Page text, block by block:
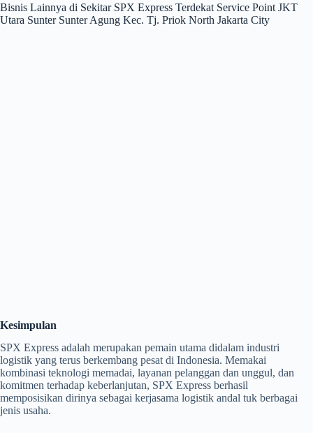
Bisnis Lainnya di Sekitar SPX Express Terdekat Service Point JKT
Utara Sunter Sunter Agung Kec. Tj. Priok North Jakarta City
Kesimpulan
SPX Express adalah merupakan pemain utama didalam industri
logistik yang terus berkembang pesat di Indonesia. Memakai
kombinasi teknologi memadai, layanan pelanggan dan unggul, dan
komitmen terhadap keberlanjutan, SPX Express berhasil
memposisikan dirinya sebagai kerjasama logistik andal tuk berbagai
jenis usaha.